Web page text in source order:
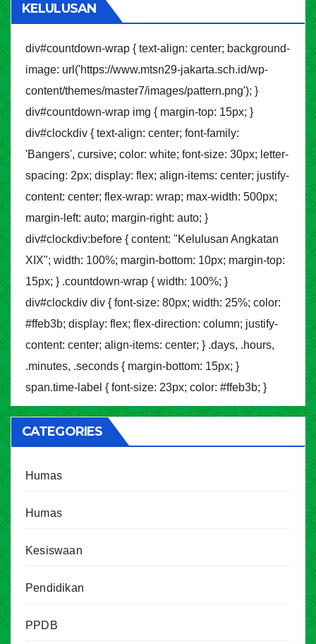
KELULUSAN
div#countdown-wrap { text-align: center; background-
image: url('https://www.mtsn29-jakarta.sch.id/wp-
content/themes/master7/images/pattern.png'); }
div#countdown-wrap img { margin-top: 15px; }
div#clockdiv { text-align: center; font-family:
'Bangers', cursive; color: white; font-size: 30px; letter-
spacing: 2px; display: flex; align-items: center; justify-
content: center; flex-wrap: wrap; max-width: 500px;
margin-left: auto; margin-right: auto; }
div#clockdiv:before { content: "Kelulusan Angkatan
XIX"; width: 100%; margin-bottom: 10px; margin-top:
15px; } .countdown-wrap { width: 100%; }
div#clockdiv div { font-size: 80px; width: 25%; color:
#ffeb3b; display: flex; flex-direction: column; justify-
content: center; align-items: center; } .days, .hours,
.minutes, .seconds { margin-bottom: 15px; }
span.time-label { font-size: 23px; color: #ffeb3b; }
CATEGORIES
Humas
Humas
Kesiswaan
Pendidikan
PPDB